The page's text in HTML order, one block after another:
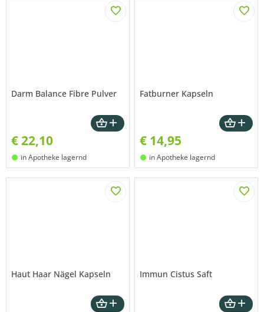
Darm Balance Fibre Pulver
€22,10
in Apotheke lagernd
Fatburner Kapseln
€ 14,95
in Apotheke lagernd
Haut Haar Nägel Kapseln Immun Cistus Saft